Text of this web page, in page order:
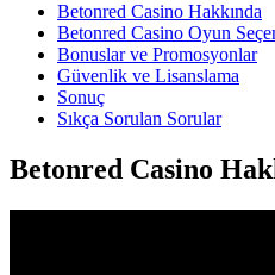
Betonred Casino Hakkında
Betonred Casino Oyun
Bonuslar ve Promosyonlar
Güvenlik ve Lisanslama
Sonuç
Sıkça Sorulan Sorular
Betonred Casino